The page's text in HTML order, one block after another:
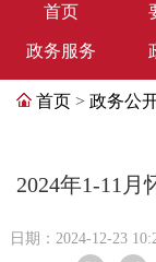
首页
政务服务
首页 > 政务公
2024年1-11
日期：2024-12-23